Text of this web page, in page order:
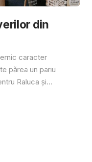
din
caracter
părea un pariu
Raluca și...